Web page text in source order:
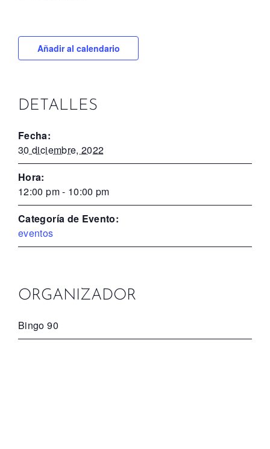
Añadir al calendario
DETALLES
Fecha:
30 diciembre, 2022
Hora:
12:00 pm - 10:00 pm
Categoría de Evento:
eventos
ORGANIZADOR
Bingo 90